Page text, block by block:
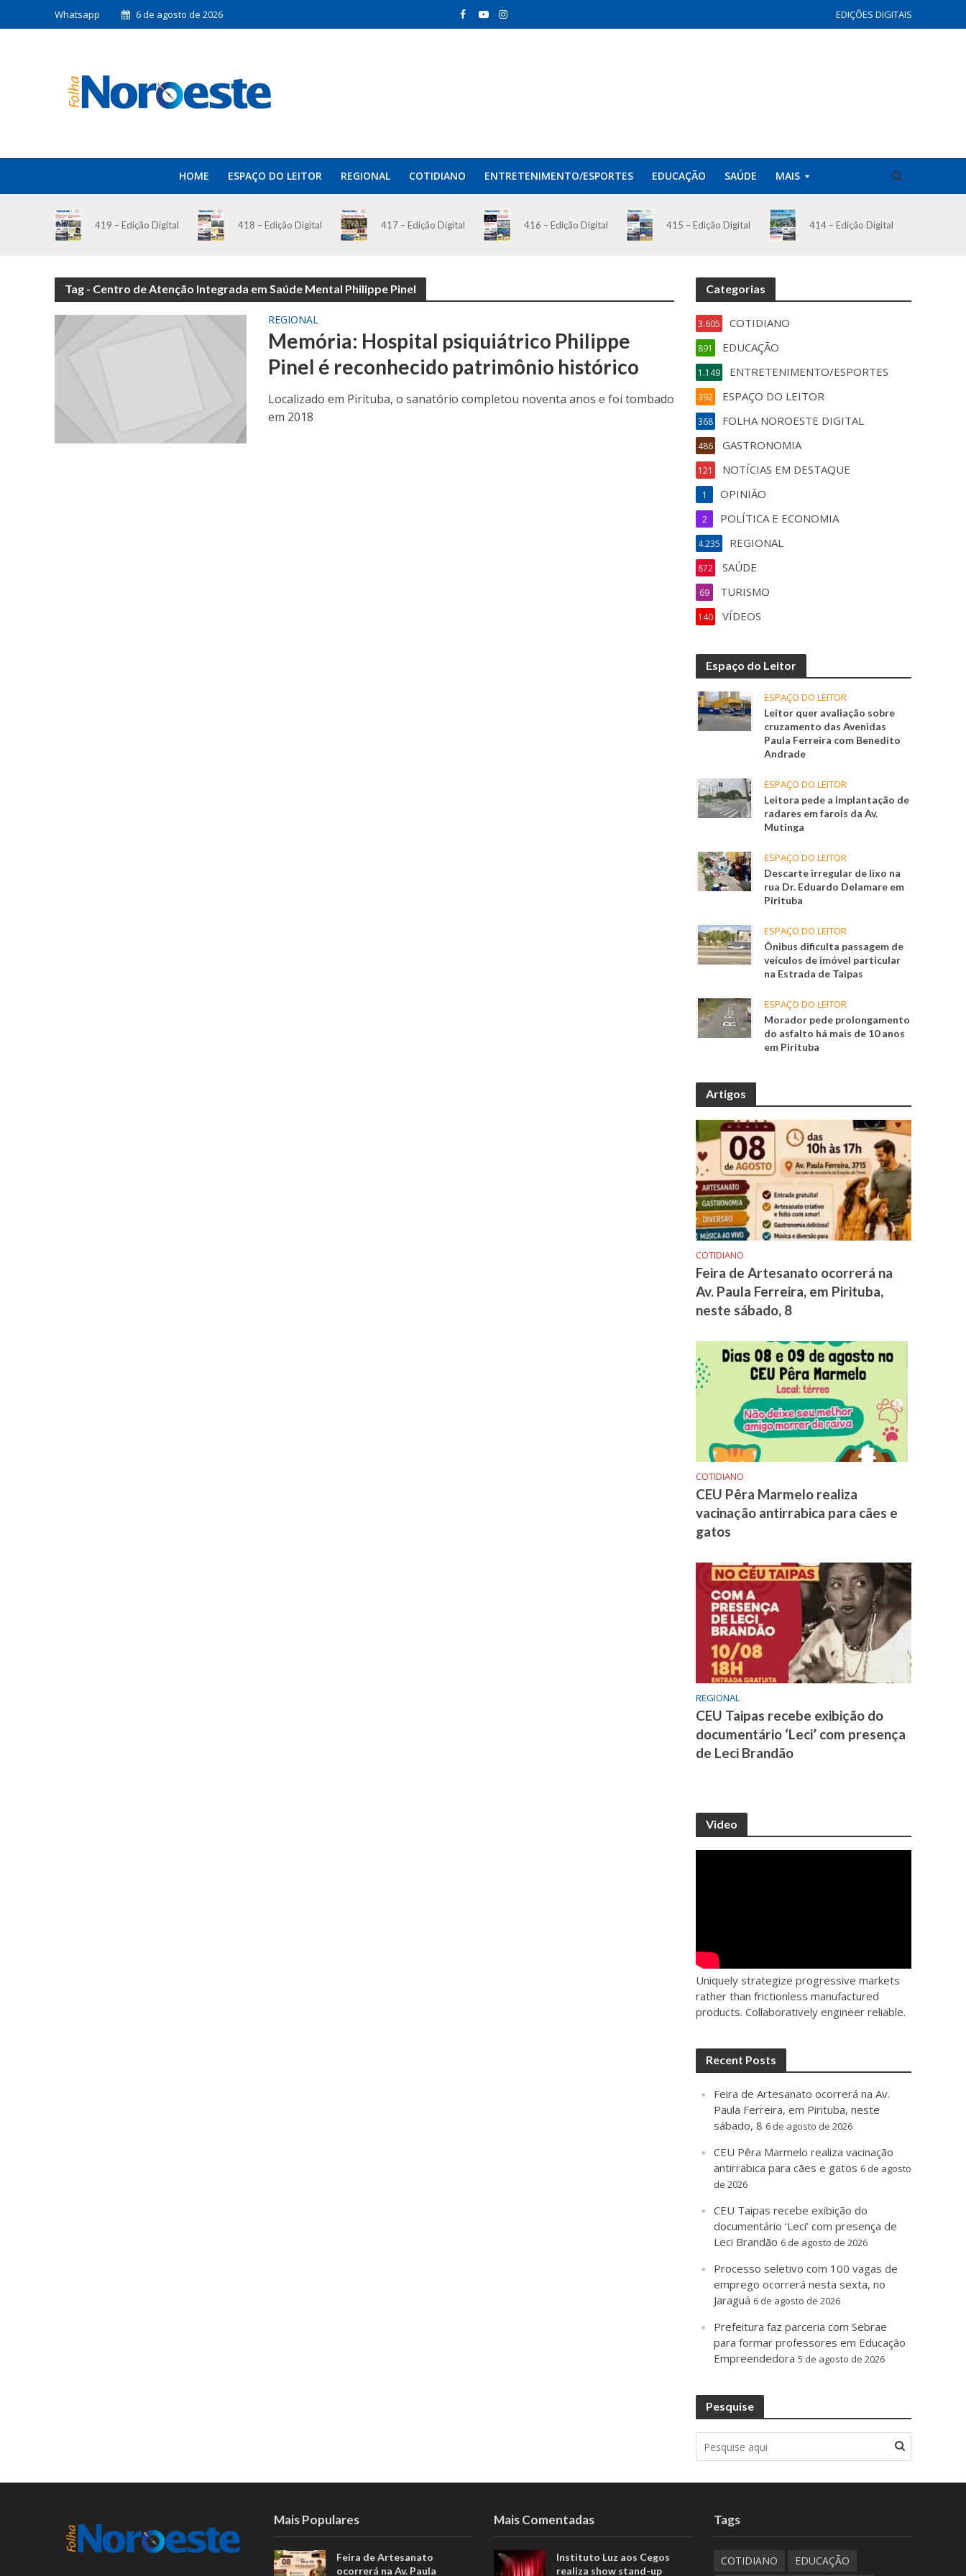
Whatsapp 6 de agosto de 2026 EDIÇÕES DIGITAIS
HOME ESPAÇO DO LEITOR REGIONAL COTIDIANO ENTRETENIMENTO/ESPORTES EDUCAÇÃO SAÚDE MAIS
419 – Edição Digital 418 – Edição Digital 417 – Edição Digital 416 – Edição Digital 415 – Edição Digital 414 – Edição Digital
Tag - Centro de Atenção Integrada em Saúde Mental Philippe Pinel
REGIONAL
Memória: Hospital psiquiátrico Philippe
Pinel é reconhecido patrimônio histórico
Localizado em Pirituba, o sanatório completou noventa anos e foi tombado
em 2018
Categorias
COTIDIANO
3.605
EDUCAÇÃO
891
ENTRETENIMENTO/ESPORTES
1.149
ESPAÇO DO LEITOR
392
FOLHA NOROESTE DIGITAL
368
GASTRONOMIA
486
NOTÍCIAS EM DESTAQUE
121
OPINIÃO
1
POLÍTICA E ECONOMIA
2
REGIONAL
4.235
SAÚDE
872
TURISMO
69
VÍDEOS
140
Espaço do Leitor
ESPAÇO DO LEITOR
Leitor quer avaliação sobre
cruzamento das Avenidas
Paula Ferreira com Benedito
Andrade
ESPAÇO DO LEITOR
Leitora pede a implantação de
radares em farois da Av.
Mutinga
ESPAÇO DO LEITOR
Descarte irregular de lixo na
rua Dr. Eduardo Delamare em
Pirituba
ESPAÇO DO LEITOR
Ônibus dificulta passagem de
veículos de imóvel particular
na Estrada de Taipas
ESPAÇO DO LEITOR
Morador pede prolongamento
do asfalto há mais de 10 anos
em Pirituba
Artigos
COTIDIANO
Feira de Artesanato ocorrerá na
Av. Paula Ferreira, em Pirituba,
neste sábado, 8
COTIDIANO
CEU Pêra Marmelo realiza
vacinação antirrabica para cães e
gatos
REGIONAL
CEU Taipas recebe exibição do
documentário ‘Leci’ com presença
de Leci Brandão
Video
Uniquely strategize progressive markets
rather than frictionless manufactured
products. Collaboratively engineer reliable.
Recent Posts
Feira de Artesanato ocorrerá na Av.
Paula Ferreira, em Pirituba, neste
sábado, 8 6 de agosto de 2026
CEU Pêra Marmelo realiza vacinação
antirrabica para cães e gatos 6 de agosto
de 2026
CEU Taipas recebe exibição do
documentário ‘Leci’ com presença de
Leci Brandão 6 de agosto de 2026
Processo seletivo com 100 vagas de
emprego ocorrerá nesta sexta, no
Jaraguá 6 de agosto de 2026
Prefeitura faz parceria com Sebrae
para formar professores em Educação
Empreendedora 5 de agosto de 2026
Pesquise
Mais Populares
Feira de Artesanato
ocorrerá na Av. Paula
Mais Comentadas
Instituto Luz aos Cegos
realiza show stand-up
Tags
COTIDIANO EDUCAÇÃO